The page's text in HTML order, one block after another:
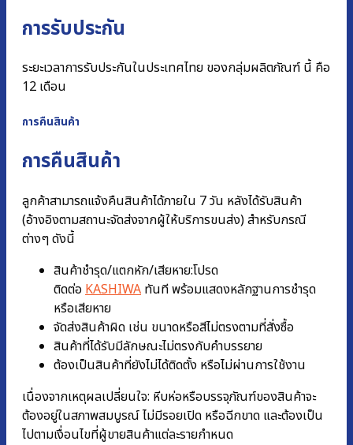
การรับประกัน
ระยะเวลาการรับประกันในประเทศไทย ของกลุ่มผลิตภัณฑ์ นี้ คือ
12 เดือน
การคืนสินค้า
การคืนสินค้า
ลูกค้าสามารถแจ้งคืนสินค้าได้ภายใน 7 วัน หลังได้รับสินค้า
(อ้างอิงตามสถานะจัดส่งจากผู้ให้บริการขนส่ง) สำหรับกรณี
ต่างๆ ดังนี้
สินค้าชำรุด/แตกหัก/เสียหาย:โปรด
ติดต่อ KASHIWA ทันที พร้อมแสดงหลักฐานการชํารุด
หรือเสียหาย
จัดส่งสินค้าผิด เช่น ขนาดหรือสีไม่ตรงตามที่สั่งซื้อ
สินค้าที่ได้รับมีลักษณะไม่ตรงกับคำบรรยาย
ต้องเป็นสินค้าที่ยังไม่ได้ติดตั้ง หรือไม่ผ่านการใช้งาน
เนื่องจากเหตุผลเปลี่ยนใจ: หีบห่อหรือบรรจุภัณฑ์ของสินค้าจะ
ต้องอยู่ในสภาพสมบูรณ์ ไม่มีรอยเปิด หรือฉีกขาด และต้องเป็น
ไปตามเงื่อนไขที่ผู้ขายสินค้าแต่ละรายกำหนด